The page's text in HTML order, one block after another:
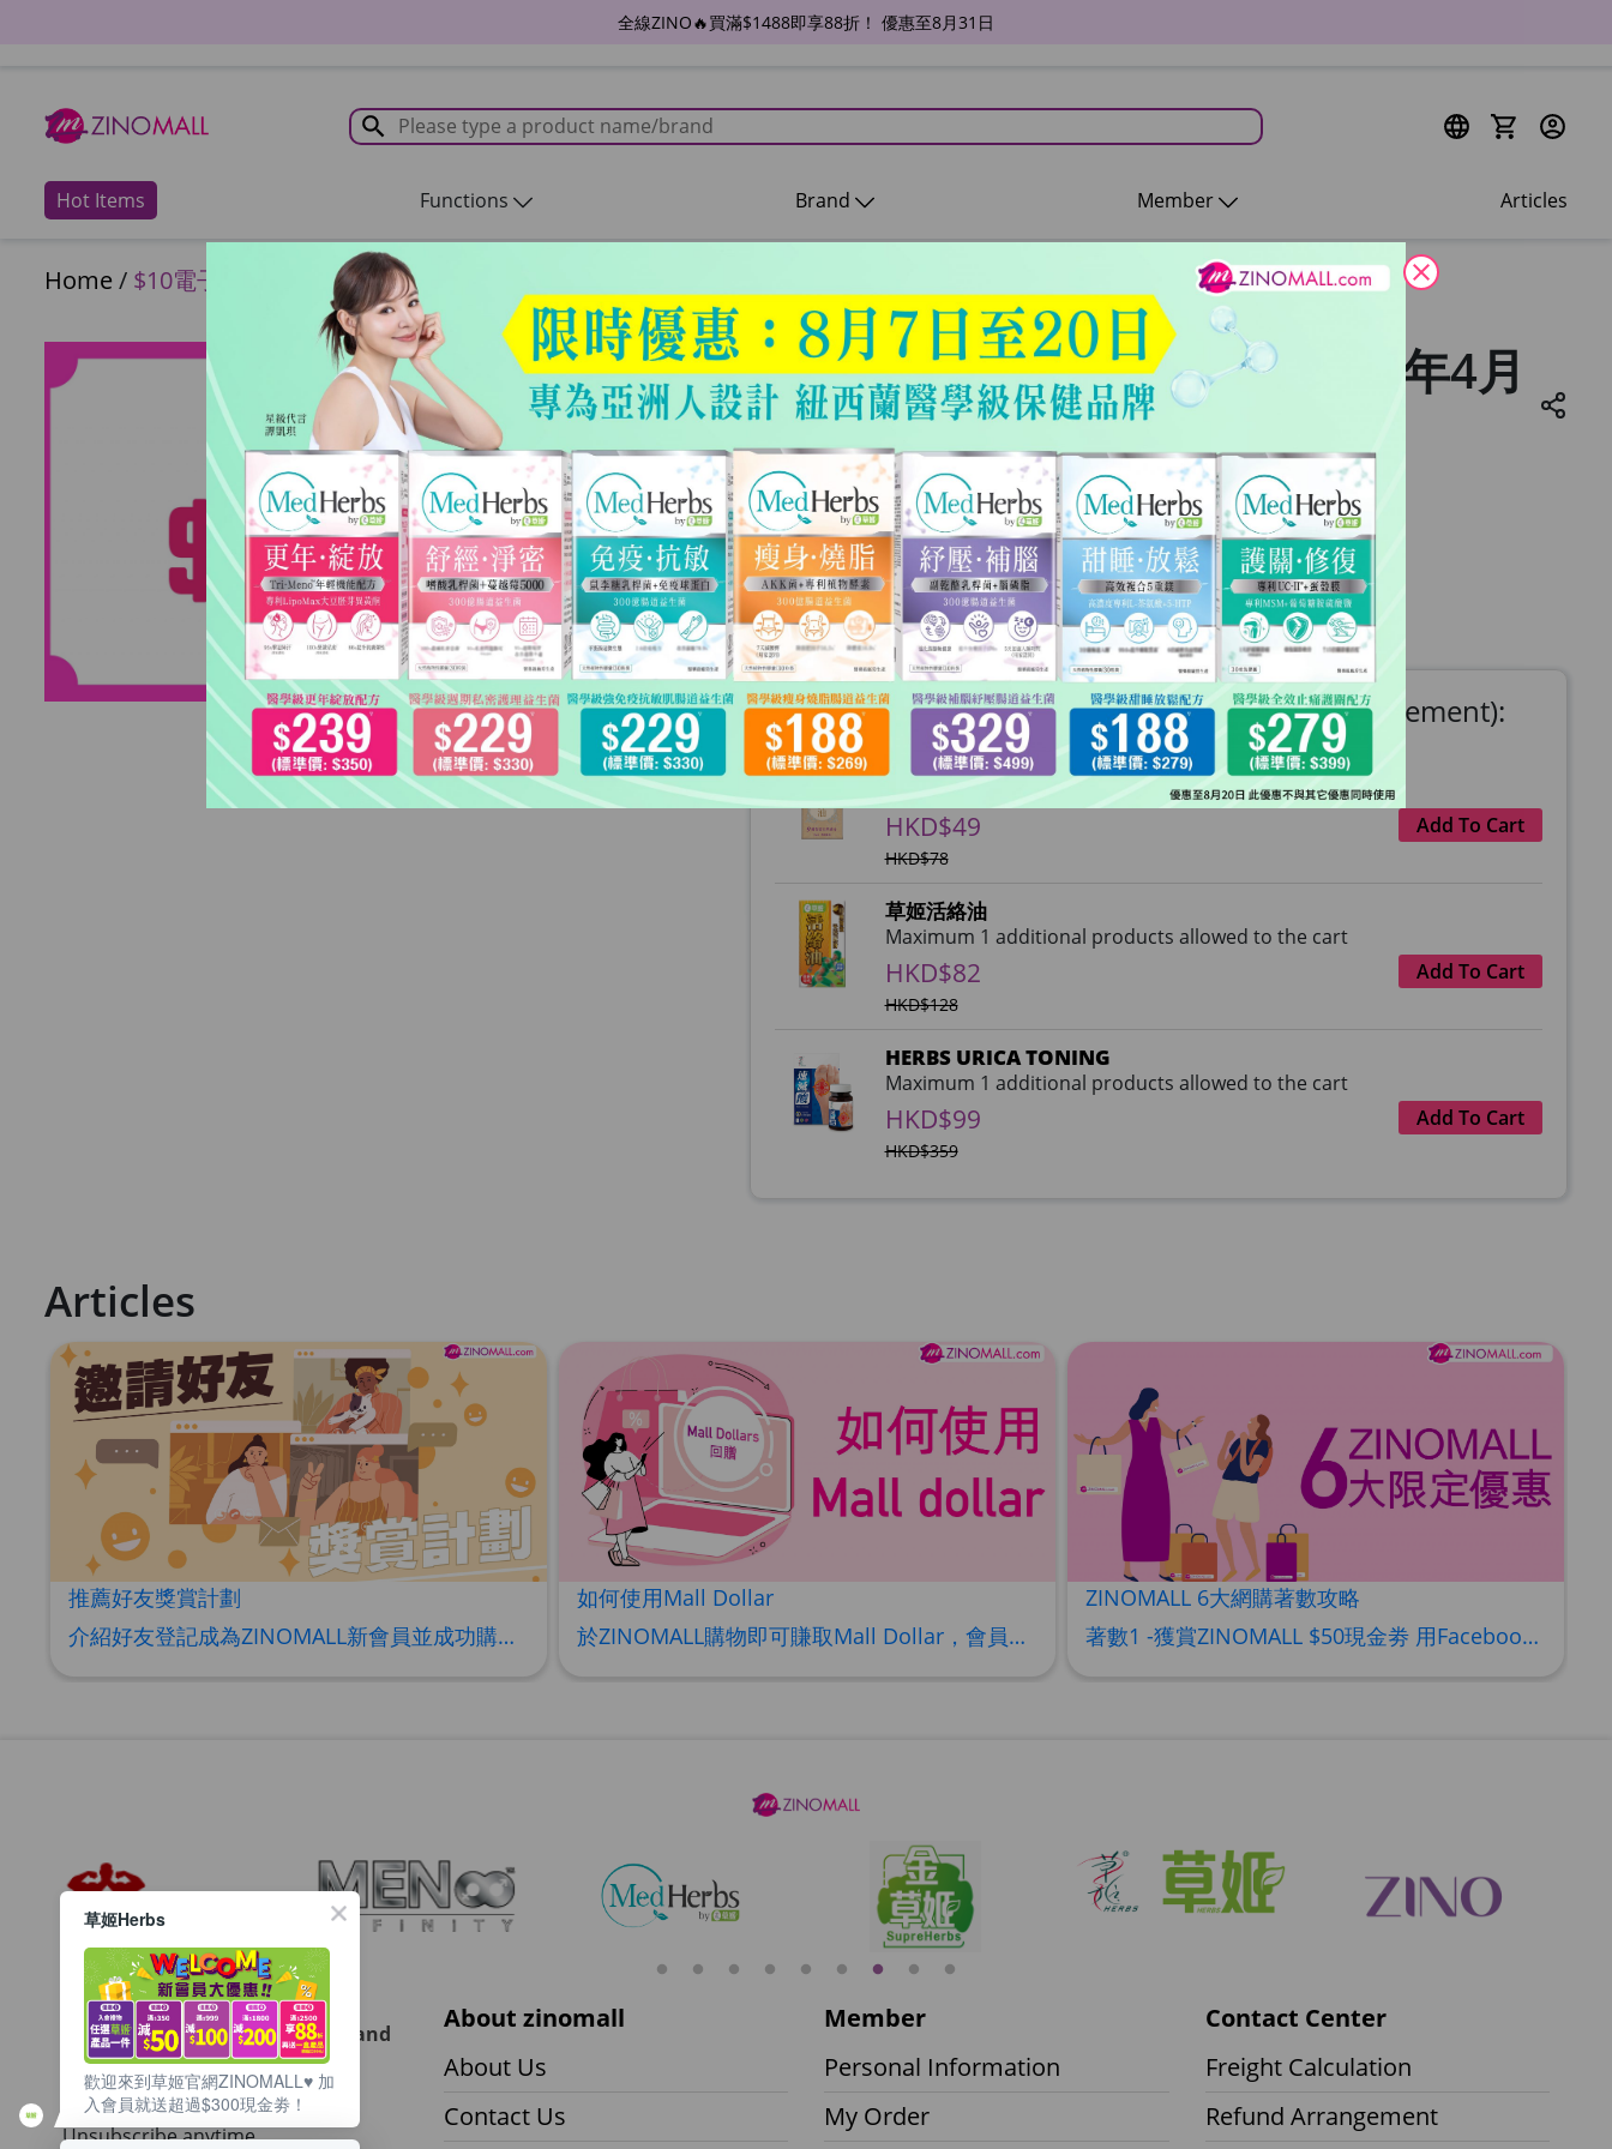
全線ZINO🔥買滿$1488即享88折！ 優惠至8月31日
Hot Items Functions Brand Member Articles
Home/ $10電子現金劵 (使用日期2026年4月1至6月31)
$10電子現金劵 (使用日期2026年4月
1至6月31)
$10電子現金劵 (使用日期2026年4月1至6月31)
HKD$50
Quantity Add to cart
Additional products (Minimum purchase requirement):
草姬萬花油
Maximum 1 additional products allowed to the cart
HKD$49
HKD$78
Add To Cart
草姬活絡油
Maximum 1 additional products allowed to the cart
HKD$82
HKD$128
Add To Cart
HERBS URICA TONING
Maximum 1 additional products allowed to the cart
HKD$99
HKD$359
Add To Cart
Maximum 1 additional products allowed to the cart
HKD$369
Energie Super Power 5:1 (到期日2028年1月)
Maximum 1 additional products allowed to the cart
理膚泉 無香大哥大防曬 50ml (2027年4月)
Maximum 1 additional products allowed to the cart
HKD$145
Articles
推薦好友獎賞計劃
介紹好友登記成為ZINOMALL新會員並成功購物，您即可獲得$50Mall Dollar現金回贈，你的好友亦可同時獲得$50Mall Dollar現金回贈。 **舊會員必須完成首張訂單才可開通邀請好友獎賞計劃** 1. 舊會員可於 我的帳戶>>>邀請好友獎賞 中找到 好友推薦碼 (紅圈位置) 2. 會員可複製好友推薦碼並透過 Whatsapp / Facebook / Email分享給自己好友。推薦好友次數不限，介紹愈多新朋友，可獲得愈多Mall Dollar現金回贈。 3. 好友
如何使用Mall Dollar
於ZINOMALL購物即可賺取Mall Dollar，會員每次購物折實後每滿HK$100，即可賺取$5 Mall Dollar回贈。Mall Dollar 將會於訂單派送成功後7-14個工作天內自動加至客人户口。下次購物時，每 $1 Mall Dollar 即可當 HK$1 使用。 Step 1 請輸入電郵及密碼後按【登入】或直接連結Facebook 登入 Step 2 挑選合適貨品後，輸入購買數量，然後按【加入購物車】 Step 3 按一下右上角的購物車圖案 ,
ZINOMALL 6大網購著數攻略
著數1 -獲賞ZINOMALL $50現金劵 用Facebook或Email 成功登記做ZINOMALL網購會員，$50現金劵會自動加入閣下ZINOMALL的賬戶，單次購物滿$350，網上付款時即可使用$50優惠劵，只可使用一次。 著數2- 新會員購物滿$680(折實)即減$80, 再送豐富迎新禮物 【迎新禮物優惠劵】會自動加入閣下ZINOMALL的賬戶，新會員單次購物滿$680(折實)，網上付款時使用優惠劵，即減$80及送神秘迎新禮物。 著數3- 新會員購物滿$1088(折實)即減$150, 再送
Want to get updated on all our
latest products, deals, events, and
promotions?
Sign up to our email newsletter.
Unsubscribe anytime.
About zinomall
About Us
Contact Us
Member
Personal Information
My Order
Contact Center
Freight Calculation
Refund Arrangement
close
草姬Herbs
歡迎來到草姬官網ZINOMALL♥️ 加
入會員就送超過$300現金劵！